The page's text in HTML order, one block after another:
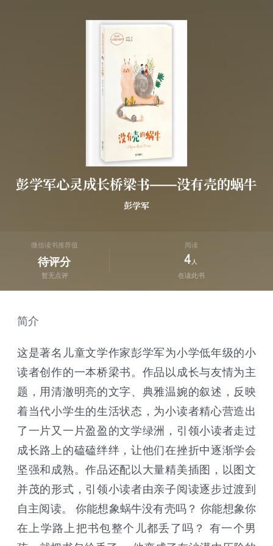
彭学军心灵成长桥梁书——没有壳的蜗牛
彭学军
微信读书推荐值
待评分
暂无点评
阅读
4 人
在读此书
简介
这是著名儿童文学作家彭学军为小学低年级的小
读者创作的一本桥梁书。作品以成长与友情为主
题，用清澈明亮的文字、典雅温婉的叙述，反映
着当代小学生的生活状态，为小读者精心营造出
了一片又一片盈盈的文学绿洲，引领小读者走过
成长路上的磕磕绊绊，让他们在挫折中逐渐学会
坚强和成熟。作品还配以大量精美插图，以图文
并茂的形式，引领小读者由亲子阅读逐步过渡到
自主阅读。 你能想象蜗牛没有壳吗？ 你能想象你
在上学路上把书包整个儿都丢了吗？ 有一个男